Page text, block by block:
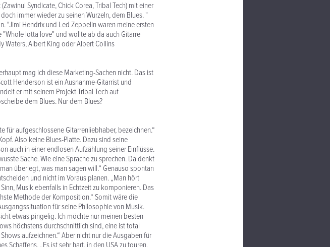
Syndicate, Chick Corea, Tribal Tech) mit einer
immer wieder zu seinen Wurzeln, dem Blues. "
"Jimi Hendrix und Led Zeppelin waren meine ersten
"Whole lotta love" und wollte ab da auch Gitarre
Waters, Albert King oder Albert Collins
mag ich diese Marketing-Sachen nicht. Das ist
Henderson ist ein Ausnahme-Gitarrist und
er mit seinem Projekt Tribal Tech auf
dem Blues. Nur dem Blues?
für aufgeschlossene Gitarrenliebhaber, bezeichnen.“
Also keine Blues-Platte. Dazu sind seine
auch in einer endlosen Aufzählung seiner Einflüsse.
Sache. Wie eine Sprache zu sprechen. Da denkt
überlegt, was man sagen will.“ Genauso spontan
und nicht im Voraus planen. „Man hört
Musik ebenfalls in Echtzeit zu komponieren. Das
Methode der Komposition.“ Somit wäre die
für seine Philosophie von Musik.
etwas pingelig. Ich möchte nur meinen besten
höchstens durchschnittlich sind, eine ist total
aufzeichnen.“ Aber nicht nur die Ausgaben für